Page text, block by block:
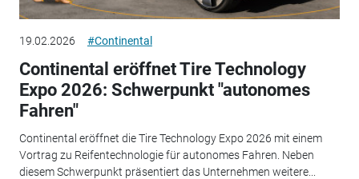
19.02.2026 #Continental
Continental eröffnet Tire Technology
Expo 2026: Schwerpunkt "autonomes
Fahren"
Continental eröffnet die Tire Technology Expo 2026 mit einem
Vortrag zu Reifentechnologie für autonomes Fahren. Neben
diesem Schwerpunkt präsentiert das Unternehmen weitere...